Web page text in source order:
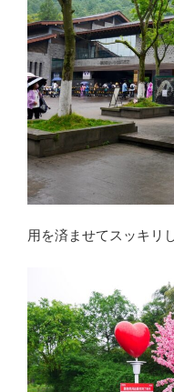
用を済ませてスッキリ